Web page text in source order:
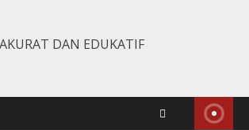
AKURAT DAN EDUKATIF